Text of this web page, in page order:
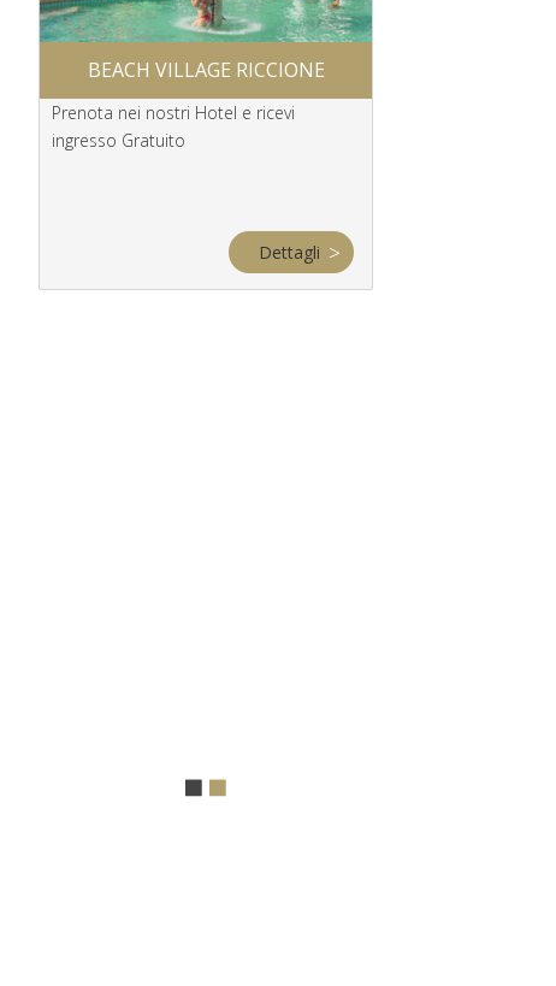
BEACH VILLAGE RICCIONE
Prenota nei nostri Hotel e ricevi
ingresso Gratuito
Dettagli